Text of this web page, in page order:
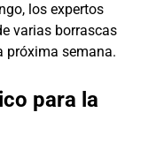
los expertos
varias borrascas
próxima semana.
para la